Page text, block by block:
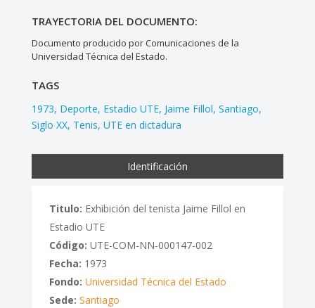
TRAYECTORIA DEL DOCUMENTO:
Documento producido por Comunicaciones de la
Universidad Técnica del Estado.
TAGS
1973 Deporte Estadio UTE Jaime Fillol Santiago
Siglo XX Tenis UTE en dictadura
Identificación
Titulo: Exhibición del tenista Jaime Fillol en
Estadio UTE
Código: UTE-COM-NN-000147-002
Fecha: 1973
Fondo: Universidad Técnica del Estado
Sede: Santiago